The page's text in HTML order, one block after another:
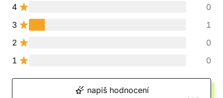
4
0
3
1
2
0
1
0
napiš hodnocení